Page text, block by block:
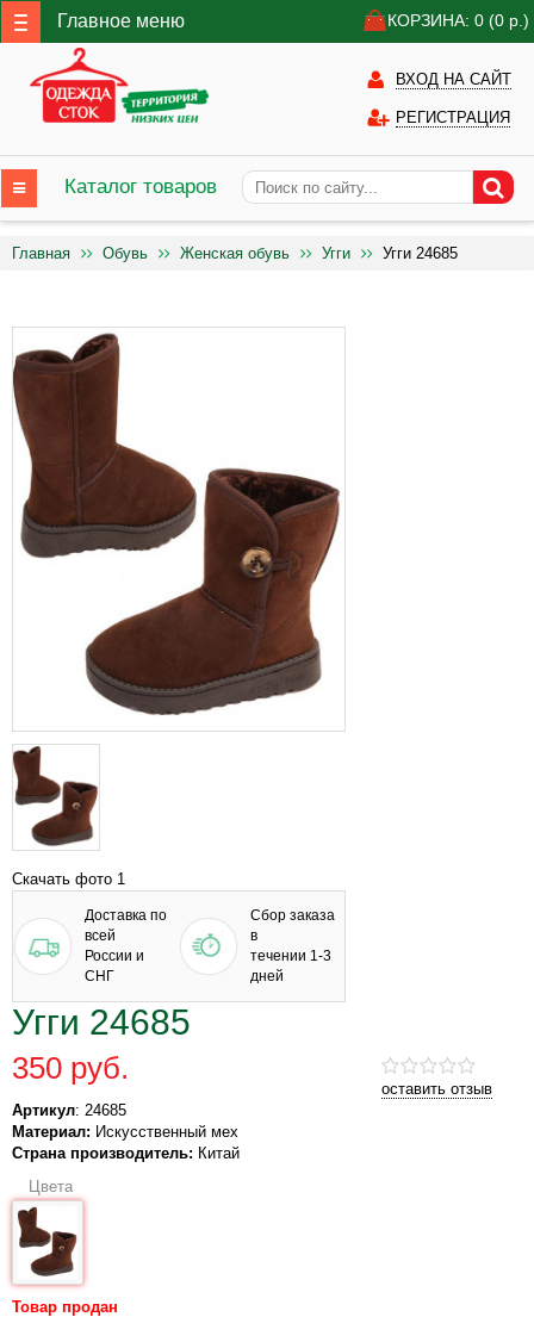
Главное меню КОРЗИНА: 0 (0 р.)
ВХОД НА САЙТ
РЕГИСТРАЦИЯ
Каталог товаров
Главная Обувь Женская обувь Угги Угги 24685
Скачать фото 1
Доставка по
всей
России и
СНГ
Сбор заказа
в
течении 1-3
дней
Угги 24685
оставить отзыв
350 руб.
Артикул: 24685
Материал: Искусственный мех
Страна производитель: Китай
Цвета
Товар продан